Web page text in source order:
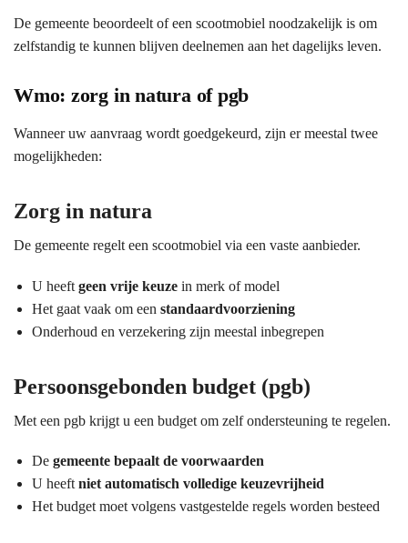
De gemeente beoordeelt of een scootmobiel noodzakelijk is om
zelfstandig te kunnen blijven deelnemen aan het dagelijks leven.
Wmo: zorg in natura of pgb
Wanneer uw aanvraag wordt goedgekeurd, zijn er meestal twee
mogelijkheden:
Zorg in natura
De gemeente regelt een scootmobiel via een vaste aanbieder.
U heeft geen vrije keuze in merk of model
Het gaat vaak om een standaardvoorziening
Onderhoud en verzekering zijn meestal inbegrepen
Persoonsgebonden budget (pgb)
Met een pgb krijgt u een budget om zelf ondersteuning te regelen.
De gemeente bepaalt de voorwaarden
U heeft niet automatisch volledige keuzevrijheid
Het budget moet volgens vastgestelde regels worden besteed